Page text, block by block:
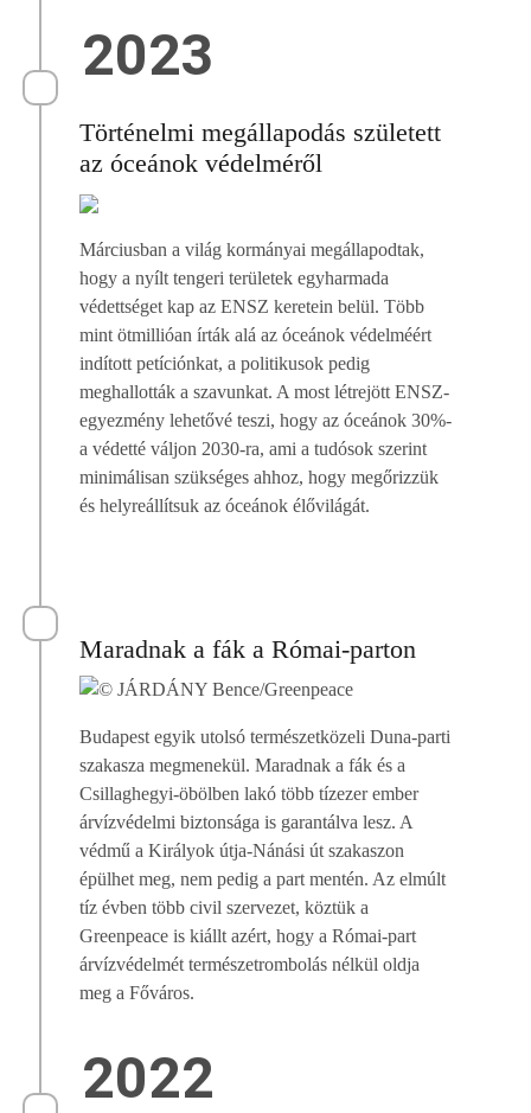
2023
Történelmi megállapodás született
az óceánok védelméről
Márciusban a világ kormányai megállapodtak,
hogy a nyílt tengeri területek egyharmada
védettséget kap az ENSZ keretein belül. Több
mint ötmillióan írták alá az óceánok védelméért
indított petíciónkat, a politikusok pedig
meghallották a szavunkat. A most létrejött ENSZ-
egyezmény lehetővé teszi, hogy az óceánok 30%-
a védetté váljon 2030-ra, ami a tudósok szerint
minimálisan szükséges ahhoz, hogy megőrizzük
és helyreállítsuk az óceánok élővilágát.
Maradnak a fák a Római-parton
Budapest egyik utolsó természetközeli Duna-parti
szakasza megmenekül. Maradnak a fák és a
Csillaghegyi-öbölben lakó több tízezer ember
árvízvédelmi biztonsága is garantálva lesz. A
védmű a Királyok útja-Nánási út szakaszon
épülhet meg, nem pedig a part mentén. Az elmúlt
tíz évben több civil szervezet, köztük a
Greenpeace is kiállt azért, hogy a Római-part
árvízvédelmét természetrombolás nélkül oldja
meg a Főváros.
2022